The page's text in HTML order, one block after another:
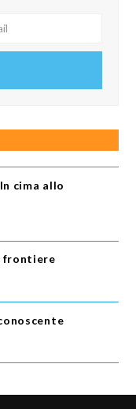
cima allo
frontiere